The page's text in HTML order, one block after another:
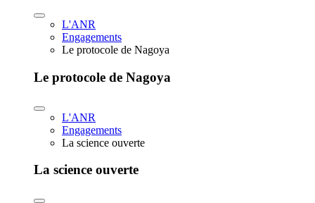
L'ANR
Engagements
Le protocole de Nagoya
Le protocole de Nagoya
L'ANR
Engagements
La science ouverte
La science ouverte